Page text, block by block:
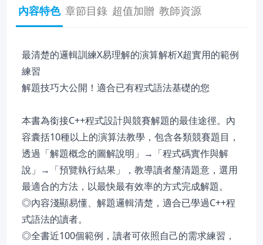
內容特色 章節目錄 超值加贈 教師資源
最清楚的邏輯訓練X易理解的演算解析X超實用的範例
練習
解題技巧大公開！適合已有程式語法基礎的您
本書為銜接C++程式設計與競賽解題的最佳途徑。內
容囊括10種以上的演算法教學，包含各類競賽題目，
透過「解題概念的圖解說明」→「程式碼實作與解
說」→「預覽執行結果」，教導讀者釐清題意，選用
最適合的方法，以最快最有效率的方式完成解題。
◎內容淺顯易懂、解題邏輯清楚，適合已學過C++程
式語法的讀者。
◎全書近100個範例，讀者可依照自己的需求練習，